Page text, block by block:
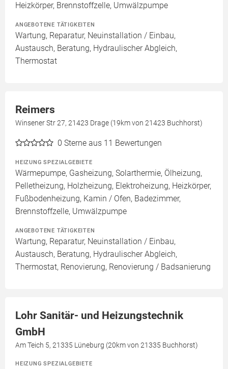
Heizkörper, Brennstoffzelle, Umwälzpumpe
ANGEBOTENE TÄTIGKEITEN
Wartung, Reparatur, Neuinstallation / Einbau,
Austausch, Beratung, Hydraulischer Abgleich,
Thermostat
Reimers
Winsener Str 27, 21423 Drage (19km von 21423 Buchhorst)
0 Sterne aus 11 Bewertungen
HEIZUNG SPEZIALGEBIETE
Wärmepumpe, Gasheizung, Solarthermie, Ölheizung,
Pelletheizung, Holzheizung, Elektroheizung, Heizkörper,
Fußbodenheizung, Kamin / Ofen, Badezimmer,
Brennstoffzelle, Umwälzpumpe
ANGEBOTENE TÄTIGKEITEN
Wartung, Reparatur, Neuinstallation / Einbau,
Austausch, Beratung, Hydraulischer Abgleich,
Thermostat, Renovierung, Renovierung / Badsanierung
Lohr Sanitär- und Heizungstechnik
GmbH
Am Teich 5, 21335 Lüneburg (20km von 21335 Buchhorst)
HEIZUNG SPEZIALGEBIETE